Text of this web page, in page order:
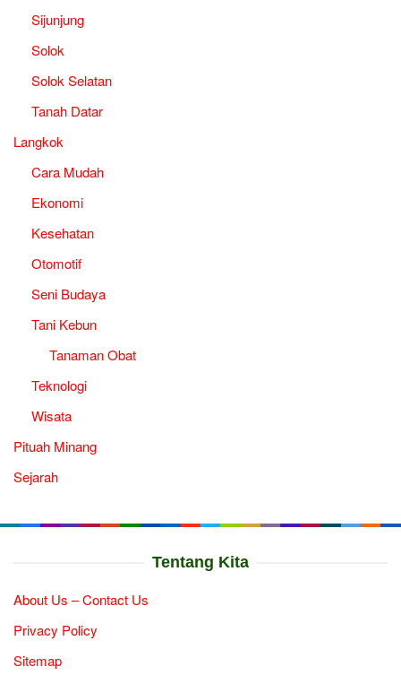
Sijunjung
Solok
Solok Selatan
Tanah Datar
Langkok
Cara Mudah
Ekonomi
Kesehatan
Otomotif
Seni Budaya
Tani Kebun
Tanaman Obat
Teknologi
Wisata
Pituah Minang
Sejarah
Tentang Kita
About Us – Contact Us
Privacy Policy
Sitemap